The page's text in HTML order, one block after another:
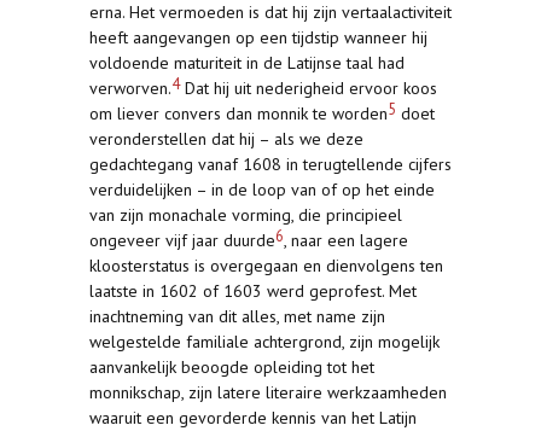
erna. Het vermoeden is dat hij zijn vertaalactiviteit
heeft aangevangen op een tijdstip wanneer hij
voldoende maturiteit in de Latijnse taal had
verworven.4Dat hij uit nederigheid ervoor koos
om liever convers dan monnik te worden5 doet
veronderstellen dat hij – als we deze
gedachtegang vanaf 1608 in terugtellende cijfers
verduidelijken – in de loop van of op het einde
van zijn monachale vorming, die principieel
ongeveer vijf jaar duurde6, naar een lagere
kloosterstatus is overgegaan en dienvolgens ten
laatste in 1602 of 1603 werd geprofest. Met
inachtneming van dit alles, met name zijn
welgestelde familiale achtergrond, zijn mogelijk
aanvankelijk beoogde opleiding tot het
monnikschap, zijn latere literaire werkzaamheden
waaruit een gevorderde kennis van het Latijn